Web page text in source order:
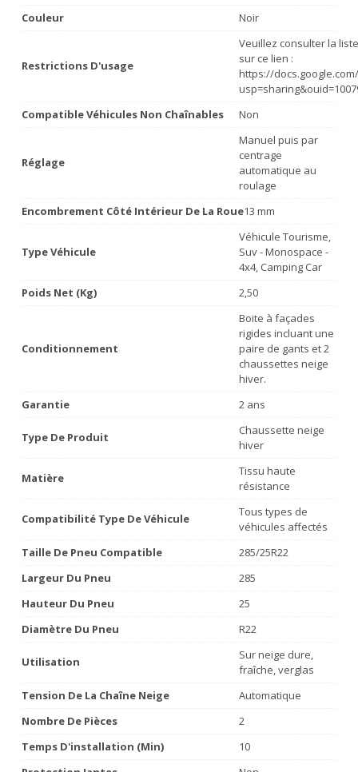
Couleur
Noir
Restrictions D'usage
Veuillez consulter la
sur ce lien :
https://
Compatible Véhicules Non Chaînables
Non
Réglage
Manuel puis par
centrage
automatique au
roulage
Encombrement Côté Intérieur De La Roue13 mm
Type Véhicule
Véhicule Tourisme,
Suv - Monospace -
4x4, Camping Car
Poids Net (Kg)
2,50
Conditionnement
Boite à façades
rigides incluant une
paire de gants et 2
chaussettes neige
hiver.
Garantie
2 ans
Type De Produit
Chaussette neige
hiver
Matière
Tissu haute
résistance
Compatibilité Type De Véhicule
Tous types de
véhicules affectés
Taille De Pneu Compatible
285/25R22
Largeur Du Pneu
285
Hauteur Du Pneu
25
Diamètre Du Pneu
R22
Utilisation
Sur neige dure,
fraîche, verglas
Tension De La Chaîne Neige
Automatique
Nombre De Pièces
2
Temps D'installation (min)
10